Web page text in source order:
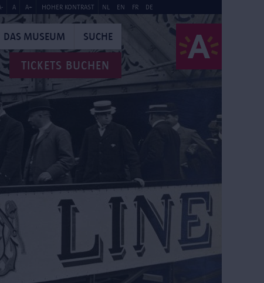
A A+ HOHER KONTRAST NL EN FR DE
DAS MUSEUM SUCHE
TICKETS BUCHEN